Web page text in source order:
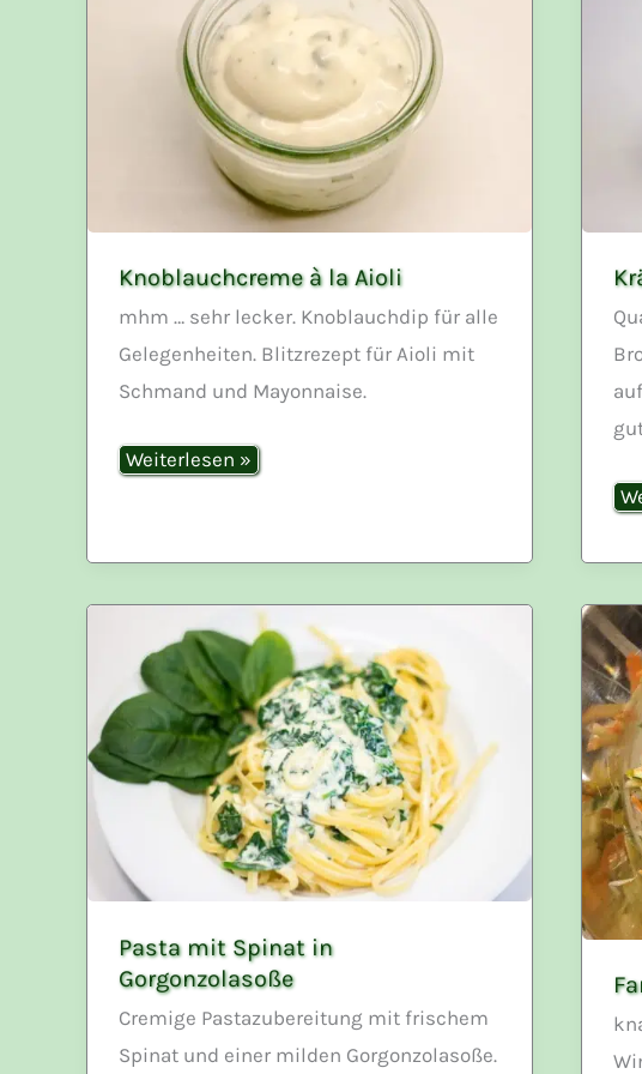
Knoblauchcreme à la Aioli
mhm … sehr lecker. Knoblauchdip für alle
Gelegenheiten. Blitzrezept für Aioli mit
Schmand und Mayonnaise.
Knoblauchcreme
à
Weiterlesen »
Pasta mit Spinat in
Gorgonzolasoße
Cremige Pastazubereitung mit frischem
Spinat und einer milden Gorgonzolasoße.